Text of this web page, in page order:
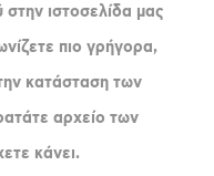
ιστοσελίδα μας
πιο γρήγορα,
κατάσταση των
αρχείο των
κάνει.